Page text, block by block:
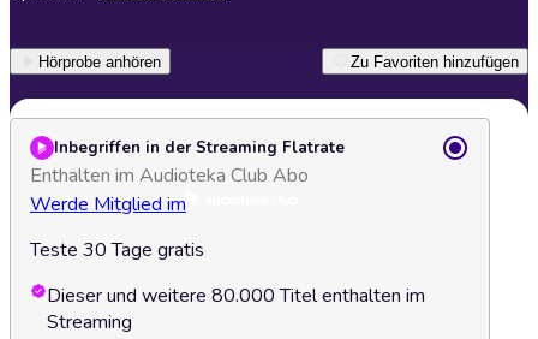
Hörprobe anhören Zu Favoriten hinzufügen
Inbegriffen in der Streaming Flatrate
Enthalten im Audioteka Club Abo
Werde Mitglied im
Teste 30 Tage gratis
Dieser und weitere 80.000 Titel enthalten im
Streaming